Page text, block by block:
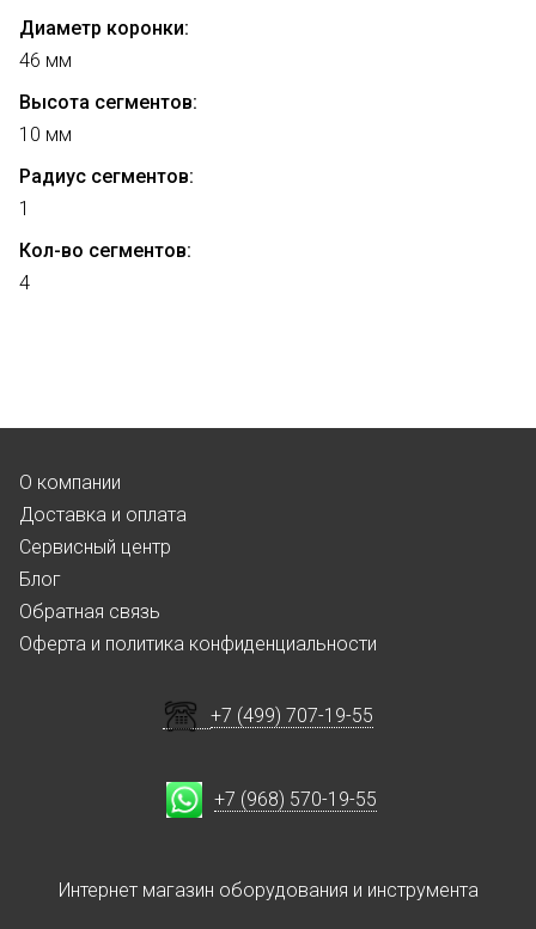
Диаметр коронки:
46 мм
Высота сегментов:
10 мм
Радиус сегментов:
1
Кол-во сегментов:
4
О компании
Доставка и оплата
Сервисный центр
Блог
Обратная связь
Оферта и политика конфиденциальности
+7 (499) 707-19-55
+7 (968) 570-19-55
Интернет магазин оборудования и инструмента